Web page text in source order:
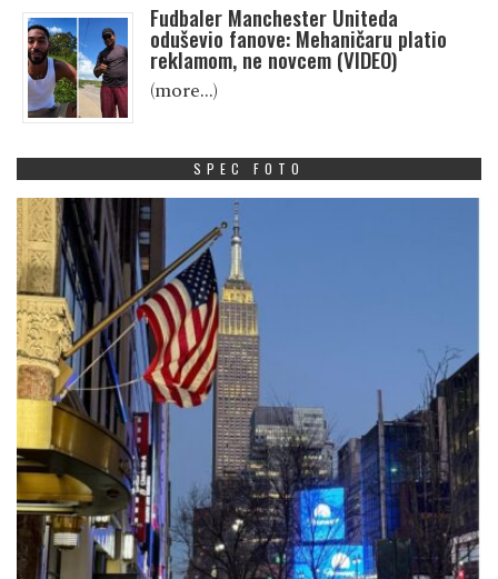
Fudbaler Manchester Uniteda
oduševio fanove: Mehaničaru platio
reklamom, ne novcem (VIDEO)
(more…)
SPEC FOTO